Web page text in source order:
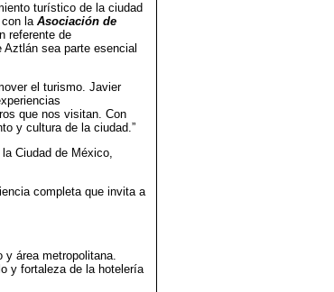
turístico de la ciudad
con la Asociación de
referente de
sea parte esencial
el turismo. Javier
que nos visitan. Con
y cultura de la ciudad.”
Ciudad de México,
completa que invita a
y área metropolitana.
y fortaleza de la hotelería